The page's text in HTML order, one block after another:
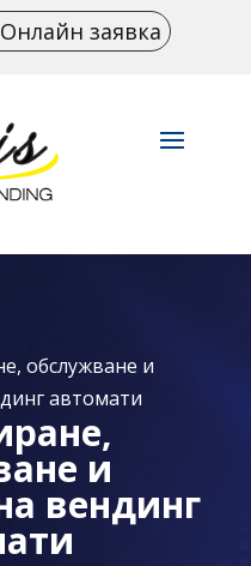
Онлайн заявка
обслужване и
автомати
и
вендинг